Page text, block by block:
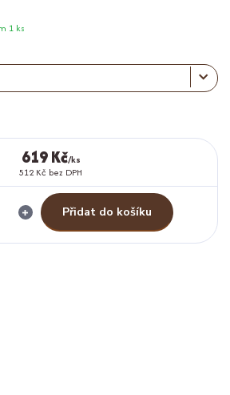
1 ks
619 Kč/ks
512 Kč bez DPH
Přidat do košíku